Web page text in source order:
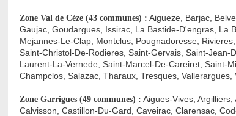
Zone Val de Cèze (43 communes) : Aigueze, Barjac,
Gaujac, Goudargues, Issirac, La Bastide-D'engras, La
Mejannes-Le-Clap, Montclus, Pougnadoresse,
Saint-Christol-De-Rodieres, Saint-Gervais, Saint-
Laurent-La-Vernede, Saint-Marcel-De-Careiret, Saint-
Champclos, Salazac, Tharaux, Tresques, Vallerargues,
Zone Garrigues (49 communes) : Aigues-Vives,
Calvisson, Castillon-Du-Gard, Caveirac, Clarensac,